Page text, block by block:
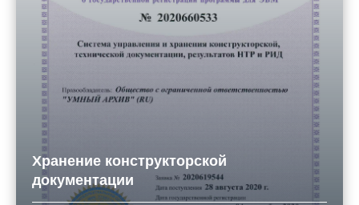
Хранение конструкторской
документации